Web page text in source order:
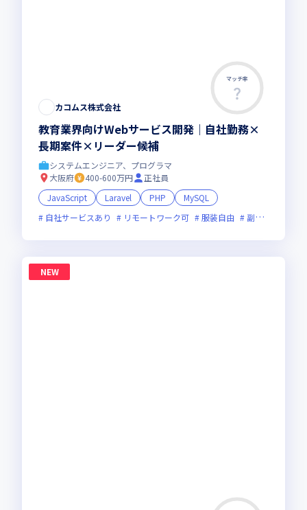
マッチ率
カコムス株式会社
教育業界向けWebサービス開発｜自社勤務×
長期案件×リーダー候補
システムエンジニア、プログラマ
大阪府
400-600万円
正社員
JavaScript
Laravel PHP
MySQL
自社サービスあり
リモートワーク可 服装自由 副業可
NEW